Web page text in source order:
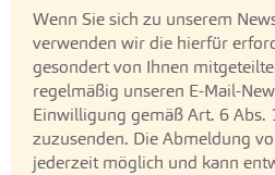
Wenn Sie sich zu unserem
verwenden wir die hierfür
gesondert von Ihnen
regelmäßig unseren E-Mail-
Einwilligung gemäß Art. 6 Abs.
zuzusenden. Die Abmeldung
jederzeit möglich und kann